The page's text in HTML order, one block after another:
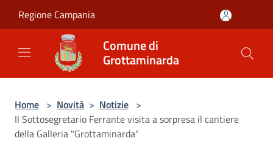
Regione Campania
Comune di
Grottaminarda
Home > Novità > Notizie >
Il Sottosegretario Ferrante visita a sorpresa il cantiere
della Galleria "Grottaminarda"